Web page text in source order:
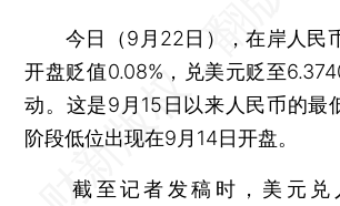
今日（9月22日），在岸人民
开盘贬值0.08%，兑美元贬至
动。这是9月15日以来人民币的最
阶段低位出现在9月14日开盘。
截至记者发稿时，美元兑